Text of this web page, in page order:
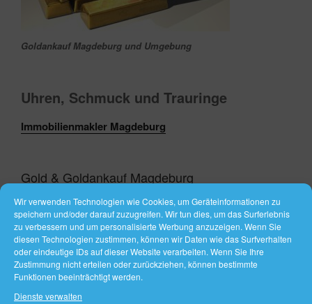
Wir verwenden Technologien wie Cookies, um Geräteinformationen zu
speichern und/oder darauf zuzugreifen. Wir tun dies, um das Surferlebnis
zu verbessern und um personalisierte Werbung anzuzeigen. Wenn Sie
diesen Technologien zustimmen, können wir Daten wie das Surfverhalten
oder eindeutige IDs auf dieser Website verarbeiten. Wenn Sie Ihre
Zustimmung nicht erteilen oder zurückziehen, können bestimmte
Funktionen beeinträchtigt werden.
Dienste verwalten
Goldankauf Magdeburg und Umgebung
Uhren, Schmuck und Trauringe‎
Immobilienmakler Magdeburg
Gold & Goldankauf Magdeburg
Alles online im Gold-Shop bestellen –Gold und
Goldbarren
VERÖFFENTLICHT
AM
AUGUST 16, 2018
Goldankauf Magdeburg und Umgebung